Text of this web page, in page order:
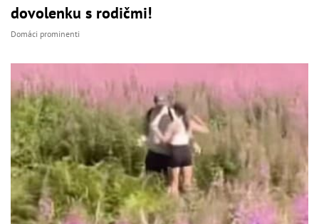
dovolenku s rodičmi!
Domáci prominenti